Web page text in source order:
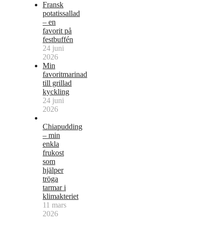
Fransk
potatissallad
– en
favorit på
festbuffén
24 juni
2026
Min
favoritmarinad
till grillad
kyckling
24 juni
2026
Chiapudding
– min
enkla
frukost
som
hjälper
tröga
tarmar i
klimakteriet
11 mars
2026